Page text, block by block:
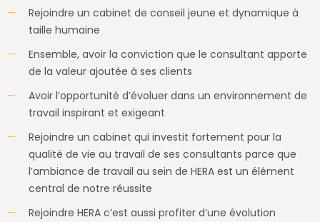
Rejoindre un cabinet de conseil jeune et dynamique à
taille humaine
Ensemble, avoir la conviction que le consultant apporte
de la valeur ajoutée à ses clients
Avoir l’opportunité d’évoluer dans un environnement de
travail inspirant et exigeant
Rejoindre un cabinet qui investit fortement pour la
qualité de vie au travail de ses consultants parce que
l’ambiance de travail au sein de HERA est un élément
central de notre réussite
Rejoindre HERA c’est aussi profiter d’une évolution